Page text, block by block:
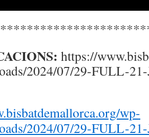
https://
2024/07/29-FULL-
wp-
2024/07/29-FULL-